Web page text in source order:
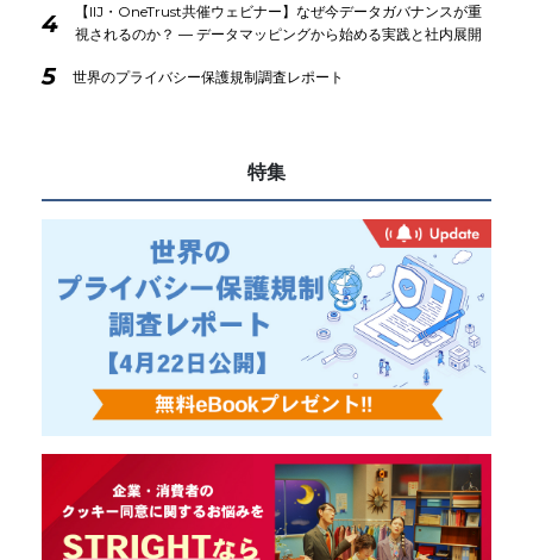
4
【IIJ・OneTrust共催ウェビナー】なぜ今データガバナンスが重
視されるのか？ ― データマッピングから始める実践と社内展開
5 世界のプライバシー保護規制調査レポート
特集